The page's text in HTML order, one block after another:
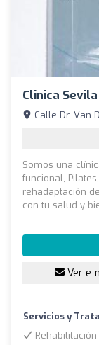
Clinica Sevila
Calle Dr. Van
Somos una
funcional,
rehadaptación
con tu salud y
Ver e-
Servicios y
Rehabilitación